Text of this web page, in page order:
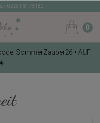
02261-8175180
0
SommerZauber26 • AUF